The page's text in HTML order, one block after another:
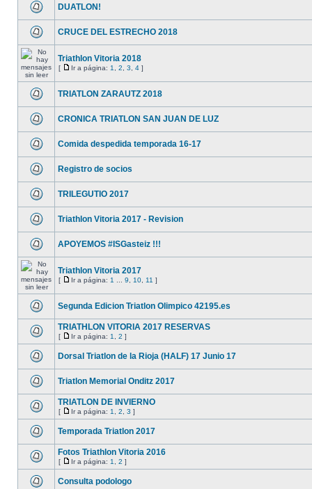
DUATLON!
CRUCE DEL ESTRECHO 2018
Triathlon Vitoria 2018
[ Ir a página: 1 2 3 4 ]
TRIATLON ZARAUTZ 2018
CRONICA TRIATLON SAN JUAN DE LUZ
Comida despedida temporada 16-17
Registro de socios
TRILEGUTIO 2017
Triathlon Vitoria 2017 - Revision
APOYEMOS #ISGasteiz !!!
Triathlon Vitoria 2017
[ Ir a página: 1 9 10 11 ]
Segunda Edicion Triatlon Olimpico 42195.es
TRIATHLON VITORIA 2017 RESERVAS
[ Ir a página: 1 2 ]
Dorsal Triatlon de la Rioja (HALF) 17 Junio 17
Triatlon Memorial Onditz 2017
TRIATLON DE INVIERNO
[ Ir a página: 1 2 3 ]
Temporada Triatlon 2017
Fotos Triathlon Vitoria 2016
[ Ir a página: 1 2 ]
Consulta podologo